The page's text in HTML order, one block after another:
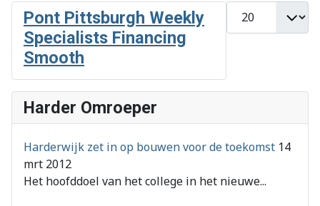
Toon #
Pont Pittsburgh Weekly
Specialists Financing
Smooth
Harder Omroeper
Harderwijk zet in op bouwen voor de toekomst 14
mrt 2012
Het hoofddoel van het college in het nieuwe...